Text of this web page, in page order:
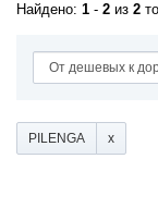
Найдено: 1 - 2 из 2
PILENGA